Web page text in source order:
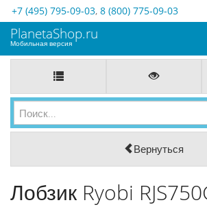
+7 (495) 795-09-03, 8 (800) 775-09-03
PlanetaShop.ru
Мобильная версия
Вернуться
Лобзик Ryobi